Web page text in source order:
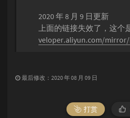
2020 年 8 月 9 日更新
上面的链接失效了，这个
veloper.aliyun.com/
最后修改：2020 年 08 月 09 日
打赏